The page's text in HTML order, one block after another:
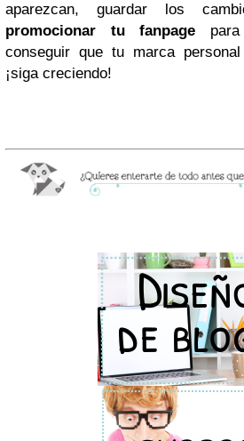
aparezcan, guardar los
promocionar tu fanpage
conseguir que tu marca
¡siga creciendo!